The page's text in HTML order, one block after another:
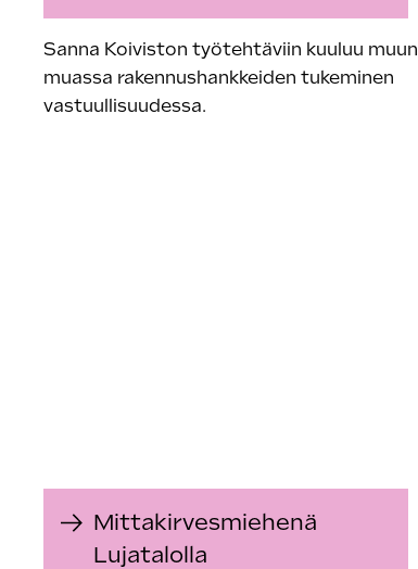
Sanna Koiviston työtehtäviin kuuluu muun
muassa rakennushankkeiden tukeminen
vastuullisuudessa.
Mittakirvesmiehenä
Lujatalolla